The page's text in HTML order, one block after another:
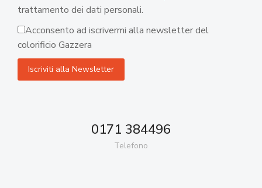
trattamento dei dati personali.
Acconsento ad iscrivermi alla newsletter del
colorificio Gazzera
0171 384496
Telefono